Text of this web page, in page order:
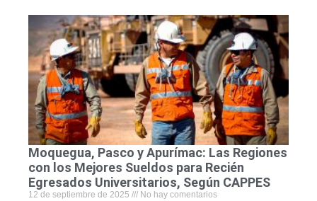
Moquegua, Pasco y Apurímac: Las Regiones
con los Mejores Sueldos para Recién
Egresados Universitarios, Según CAPPES
12 de septiembre de 2025
No hay comentarios